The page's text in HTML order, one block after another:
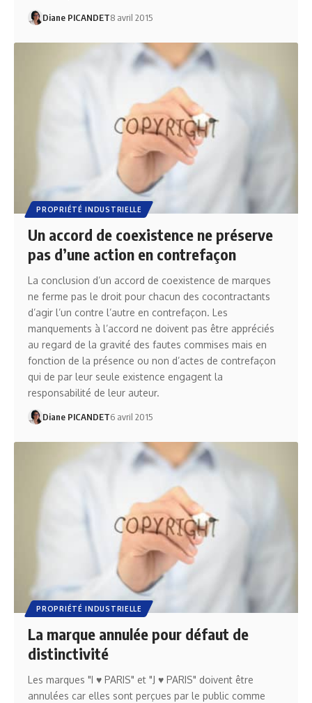
Diane PICANDET8 avril 2015
PROPRIÉTÉ INDUSTRIELLE
Un accord de coexistence ne préserve
pas d’une action en contrefaçon
La conclusion d’un accord de coexistence de marques
ne ferme pas le droit pour chacun des cocontractants
d’agir l’un contre l’autre en contrefaçon. Les
manquements à l’accord ne doivent pas être appréciés
au regard de la gravité des fautes commises mais en
fonction de la présence ou non d’actes de contrefaçon
qui de par leur seule existence engagent la
responsabilité de leur auteur.
Diane PICANDET6 avril 2015
PROPRIÉTÉ INDUSTRIELLE
La marque annulée pour défaut de
distinctivité
Les marques "I ♥ PARIS" et "J ♥ PARIS" doivent être
annulées car elles sont perçues par le public comme